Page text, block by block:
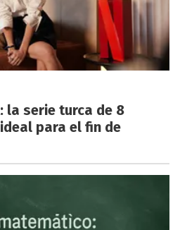
la serie turca de 8
para el fin de